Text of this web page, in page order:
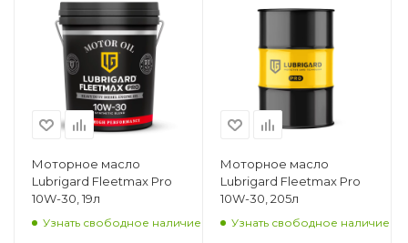
Моторное масло
Lubrigard Fleetmax Pro
10W-30, 19л
Узнать свободное наличие
Моторное масло
Lubrigard Fleetmax Pro
10W-30, 205л
Узнать свободное наличие